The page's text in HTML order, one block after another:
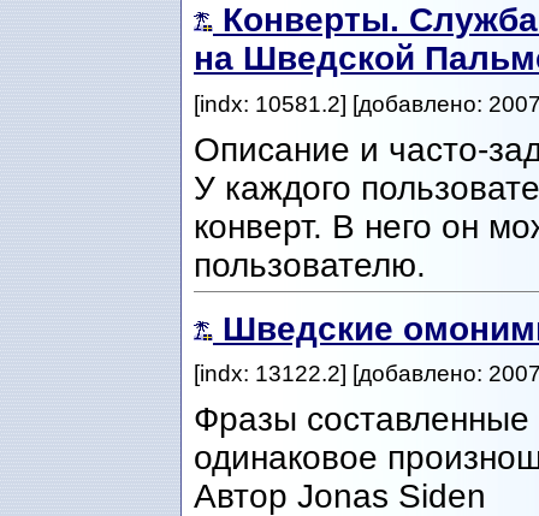
Конверты.
на Шведской
[indx: 10581.2] [добавлено:
Описание и часто-
У каждого
конверт. В него он
пользователю.
Шведские
[indx: 13122.2] [добавлено:
Фразы
одинаковое
Автор Jonas Siden